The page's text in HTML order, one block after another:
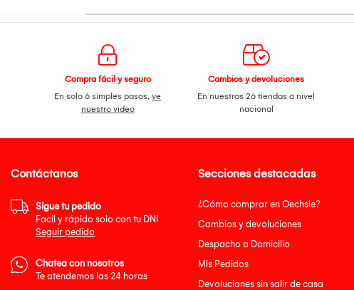
Compra fácil y seguro
En solo 6 simples pasos,ve
nuestro video
Cambios y devoluciones
En nuestras 26 tiendas a nivel
nacional
Secciones destacadas
¿Cómo comprar en Oechsle?
Cambios y devoluciones
Despacho a Domicilio
Mis Pedidos
Devoluciones sin salir de casa
Contáctanos
Sigue tu pedido
Facil y rápido solo con tu DNI
Seguir pedido
Chatea con nosotros
Te atendemos las 24 horas